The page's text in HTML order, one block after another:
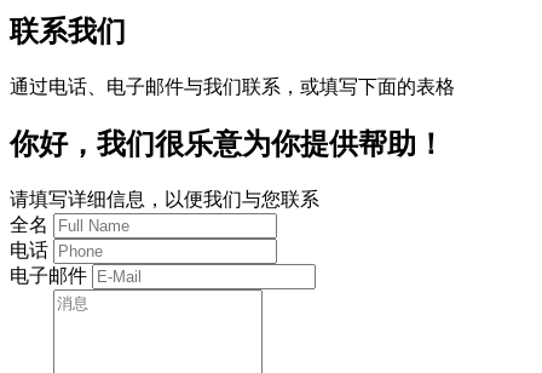
联系我们
通过电话、电子邮件与我们联系，或填写下面的表格
你好，我们很乐意为你提供帮助！
请填写详细信息，以便我们与您联系
全名
电话
电子邮件